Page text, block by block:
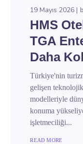
19 Mayıs 2026
HMS
TGA
Daha
Türkiye'nin
gelişen
modelleriyle
konuma
işletmeciliği...
READ MORE